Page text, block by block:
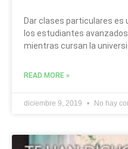
Dar clases particulares es
los estudiantes
mientras cursan la
READ MORE »
diciembre 9, 2019 No hay